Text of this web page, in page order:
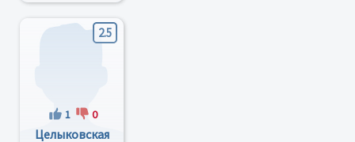
2.5
1 0
Целыковская